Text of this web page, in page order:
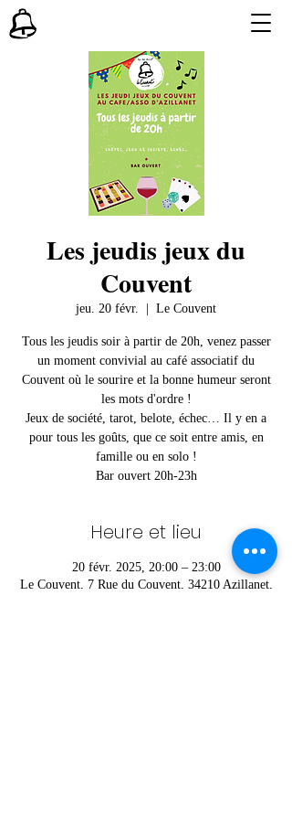
Les jeudis jeux du
Couvent
jeu. 20 févr. Le Couvent
Tous les jeudis soir à partir de 20h, venez passer
un moment convivial au café associatif du
Couvent où le sourire et la bonne humeur seront
les mots d'ordre !
Jeux de société, tarot, belote, échec… Il y en a
pour tous les goûts, que ce soit entre amis, en
famille ou en solo !
Bar ouvert 20h-23h
Heure et lieu
20 févr. 2025, 20:00 – 23:00
Le Couvent, 7 Rue du Couvent, 34210 Azillanet,